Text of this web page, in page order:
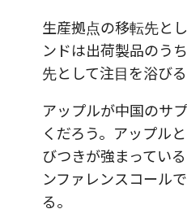
生産拠点の移転先と
ンドは出荷製品のう
先として注目を浴び
アップルが中国のサ
くだろう。アップル
びつきが強まってい
ンファレンスコール
る。